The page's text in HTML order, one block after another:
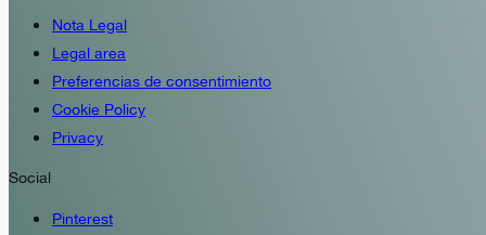
Nota Legal
Legal area
Preferencias de consentimiento
Cookie Policy
Privacy
Social
Pinterest